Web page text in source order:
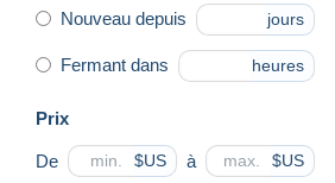
Nouveau depuis jours
Fermant dans heures
Prix
De $US à $US